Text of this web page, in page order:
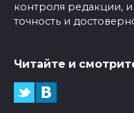
контроля редакции,
точность и
Читайте и